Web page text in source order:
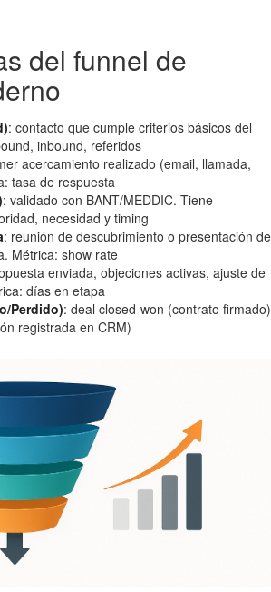
del funnel de
: contacto que cumple criterios básicos del
inbound, referidos
acercamiento realizado (email, llamada,
tasa de respuesta
: validado con BANT/MEDDIC. Tiene
necesidad y timing
: reunión de descubrimiento o presentación de
Métrica: show rate
enviada, objeciones activas, ajuste de
días en etapa
Perdido): deal closed-won (contrato firmado)
registrada en CRM)